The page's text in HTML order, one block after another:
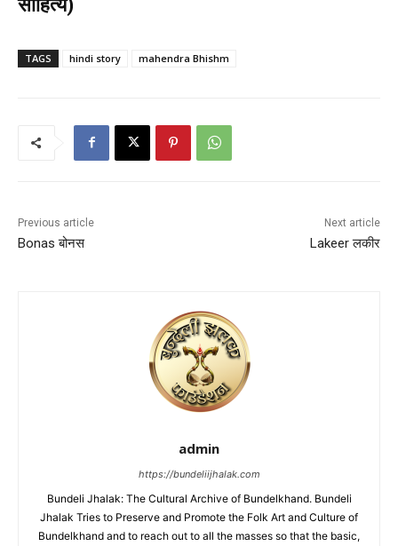
साहित्य)
TAGS hindi story mahendra Bhishm
Previous article
Bonas बोनस
Next article
Lakeer लकीर
admin
https://bundeliijhalak.com
Bundeli Jhalak: The Cultural Archive of Bundelkhand. Bundeli
Jhalak Tries to Preserve and Promote the Folk Art and Culture of
Bundelkhand and to reach out to all the masses so that the basic,